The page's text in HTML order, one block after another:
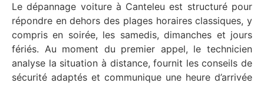
Le dépannage voiture à Canteleu est structuré pour
répondre en dehors des plages horaires classiques, y
compris en soirée, les samedis, dimanches et jours
fériés. Au moment du premier appel, le technicien
analyse la situation à distance, fournit les conseils de
sécurité adaptés et communique une heure d’arrivée